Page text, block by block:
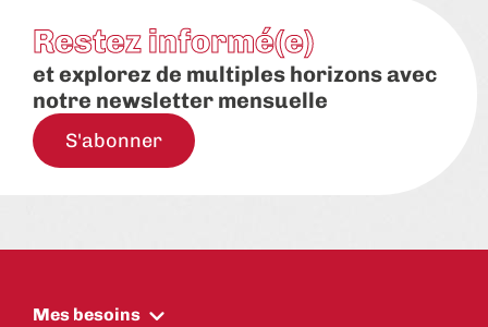
Restez informé(e)
et explorez de multiples horizons avec
notre newsletter mensuelle
S'abonner
Mes besoins